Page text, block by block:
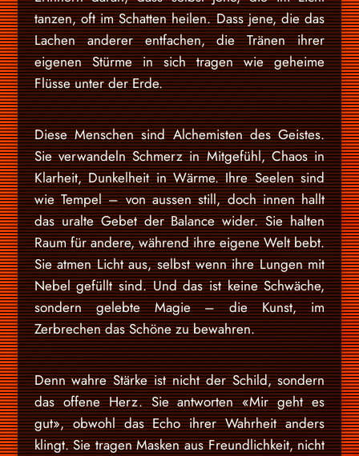
tanzen, oft im Schatten heilen. Dass jene, die das
Lachen anderer entfachen, die Tränen ihrer
eigenen Stürme in sich tragen wie geheime
Flüsse unter der Erde.
Diese Menschen sind Alchemisten des Geistes.
Sie verwandeln Schmerz in Mitgefühl, Chaos in
Klarheit, Dunkelheit in Wärme. Ihre Seelen sind
wie Tempel – von aussen still, doch innen hallt
das uralte Gebet der Balance wider. Sie halten
Raum für andere, während ihre eigene Welt bebt.
Sie atmen Licht aus, selbst wenn ihre Lungen mit
Nebel gefüllt sind. Und das ist keine Schwäche,
sondern gelebte Magie – die Kunst, im
Zerbrechen das Schöne zu bewahren.
Denn wahre Stärke ist nicht der Schild, sondern
das offene Herz. Sie antworten «Mir geht es
gut», obwohl das Echo ihrer Wahrheit anders
klingt. Sie tragen Masken aus Freundlichkeit, nicht